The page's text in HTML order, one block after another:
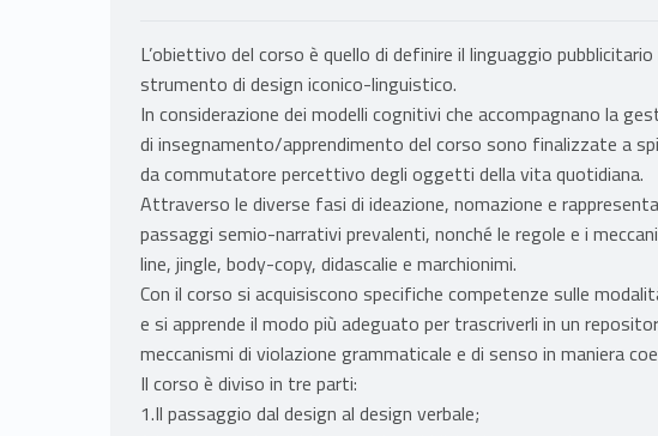
L’obiettivo del corso è quello di definire il linguaggio
strumento di design iconico-linguistico.
In considerazione dei modelli cognitivi che accompagnano la
di insegnamento/apprendimento del corso sono finalizzate a
da commutatore percettivo degli oggetti della vita quotidiana.
Attraverso le diverse fasi di ideazione, nomazione e
passaggi semio-narrativi prevalenti, nonché le regole e i
line, jingle, body-copy, didascalie e marchionimi.
Con il corso si acquisiscono specifiche competenze sulle
e si apprende il modo più adeguato per trascriverli in un
meccanismi di violazione grammaticale e di senso in maniera
Il corso è diviso in tre parti:
1.Il passaggio dal design al design verbale;